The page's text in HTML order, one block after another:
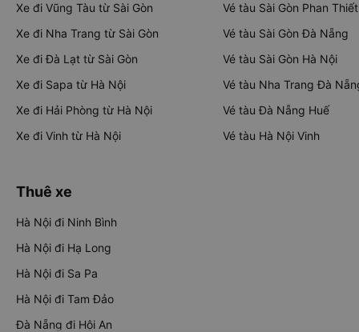
Xe đi Vũng Tàu từ Sài Gòn
Xe đi Nha Trang từ Sài Gòn
Xe đi Đà Lạt từ Sài Gòn
Xe đi Sapa từ Hà Nội
Xe đi Hải Phòng từ Hà Nội
Xe đi Vinh từ Hà Nội
Vé tàu Sài Gòn Phan Thiết
Vé tàu Sài Gòn Đà Nẵng
Vé tàu Sài Gòn Hà Nội
Vé tàu Nha Trang Đà
Vé tàu Đà Nẵng Huế
Vé tàu Hà Nội Vinh
Thuê xe
Hà Nội đi Ninh Bình
Hà Nội đi Hạ Long
Hà Nội đi Sa Pa
Hà Nội đi Tam Đảo
Đà Nẵng đi Hội An